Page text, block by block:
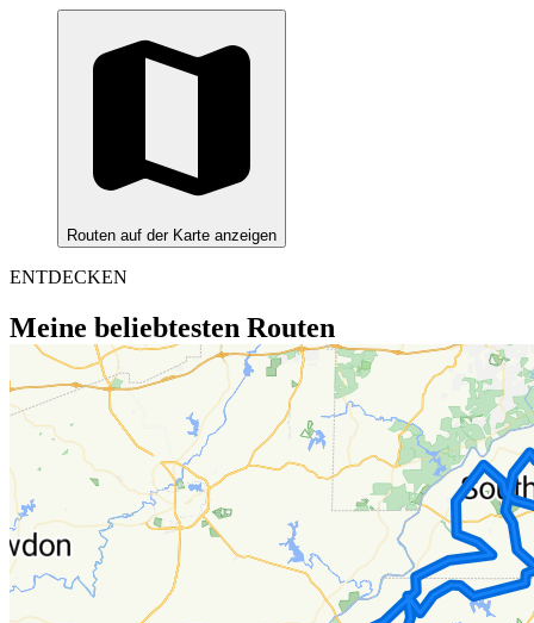
Routen auf der Karte anzeigen
ENTDECKEN
Meine beliebtesten Routen